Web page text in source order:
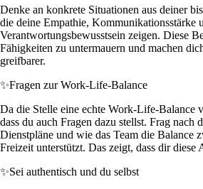
Denke an konkrete Situationen aus deiner
die deine Empathie, Kommunikationsstärke
Verantwortungsbewusstsein zeigen. Diese
Fähigkeiten zu untermauern und machen
greifbarer.
✨Fragen zur Work-Life-Balance
Da die Stelle eine echte Work-Life-Balance
dass du auch Fragen dazu stellst. Frag nach
Dienstpläne und wie das Team die Balance
Freizeit unterstützt. Das zeigt, dass dir diese
✨Sei authentisch und du selbst